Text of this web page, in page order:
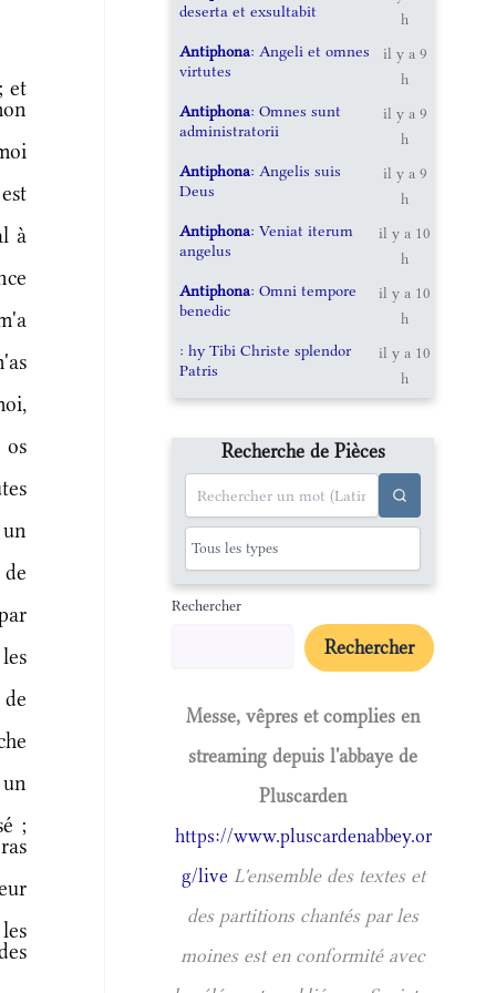
et
à
;
deserta et exsultabit
h
Antiphona: Angeli et omnes
virtutes
il y a 9
h
Antiphona: Omnes sunt
administratorii
il y a 9
h
Antiphona: Angelis suis
Deus
il y a 9
h
Antiphona: Veniat iterum
angelus
il y a 10
h
Antiphona: Omni tempore
benedic
il y a 10
h
: hy Tibi Christe splendor
Patris
il y a 10
h
Recherche de Pièces
Rechercher
Rechercher
Messe, vêpres et complies en
streaming depuis l'abbaye de
Pluscarden
https://www.pluscardenabbey.or
g/live L'ensemble des textes et
des partitions chantés par les
moines est en conformité avec